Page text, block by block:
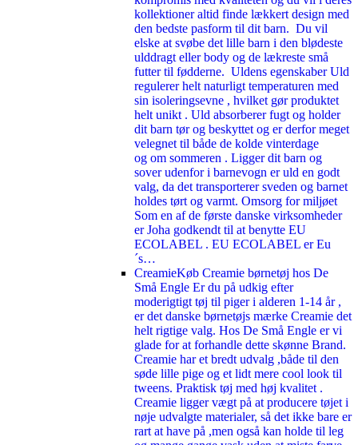
kollektioner altid finde lækkert design med
den bedste pasform til dit barn. Du vil
elske at svøbe det lille barn i den blødeste
ulddragt eller body og de lækreste små
futter til fødderne. Uldens egenskaber Uld
regulerer helt naturligt temperaturen med
sin isoleringsevne , hvilket gør produktet
helt unikt . Uld absorberer fugt og holder
dit barn tør og beskyttet og er derfor meget
velegnet til både de kolde vinterdage
og om sommeren . Ligger dit barn og
sover udenfor i barnevogn er uld en godt
valg, da det transporterer sveden og barnet
holdes tørt og varmt. Omsorg for miljøet
Som en af de første danske virksomheder
er Joha godkendt til at benytte EU
ECOLABEL . EU ECOLABEL er Eu
´s…
CreamieKøb Creamie børnetøj hos De
Små Engle Er du på udkig efter
moderigtigt tøj til piger i alderen 1-14 år ,
er det danske børnetøjs mærke Creamie det
helt rigtige valg. Hos De Små Engle er vi
glade for at forhandle dette skønne Brand.
Creamie har et bredt udvalg ,både til den
søde lille pige og et lidt mere cool look til
tweens. Praktisk tøj med høj kvalitet .
Creamie ligger vægt på at producere tøjet i
nøje udvalgte materialer, så det ikke bare er
rart at have på ,men også kan holde til leg